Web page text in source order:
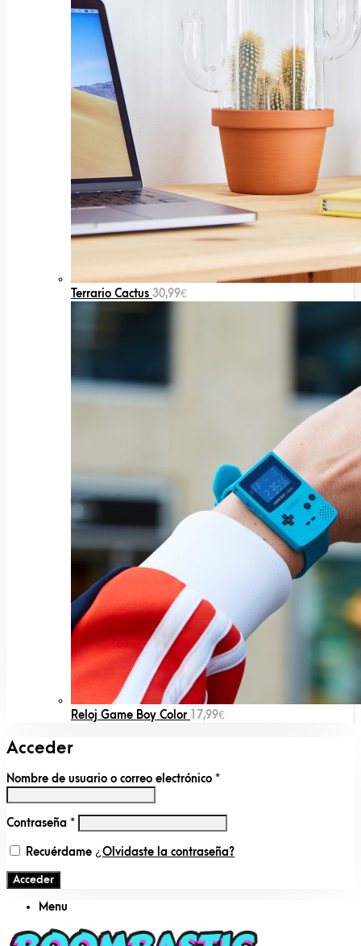
Terrario Cactus 30,99€
Reloj Game Boy Color 17,99€
Acceder
Nombre de usuario o correo electrónico *
Contraseña *
Recuérdame ¿Olvidaste la contraseña?
Acceder
Menu